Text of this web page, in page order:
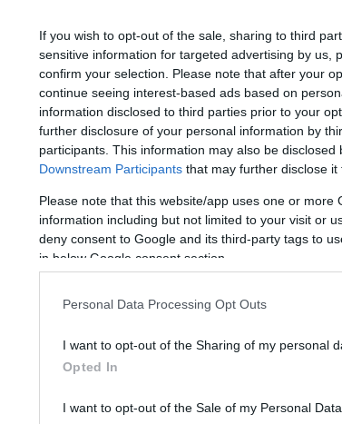
If you wish to opt-out of the sale, sharing to third
sensitive information for targeted advertising by us,
confirm your selection. Please note that after your
continue seeing interest-based ads based on
information disclosed to third parties prior to your
further disclosure of your personal information by
participants. This information may also be
Downstream Participants that may further disclose it
Please note that this website/app uses one or
information including but not limited to your visit or
deny consent to Google and its third-party tags to
in below Google consent section.
Personal Data Processing Opt Outs
I want to opt-out of the Sharing of my personal
Opted In
I want to opt-out of the Sale of my Personal Data.
ΤΗΣ ΕΜΥ ΓΙΑ ΤΗΝ ΤΕΤΑΡΤΗ 13-11-2024
νεφώσεις με βροχές και σποραδικές
Στην υπόλοιπη χώρα άστατος καιρός με
ασθενείς χιονοπτώσεις στα βόρεια ορεινά.
διευθύνσεις 4 με 6 και τοπικά στο Ιόνιο 7
πρωινές ώρες στο βόρειο Αιγαίο τοπικά 6